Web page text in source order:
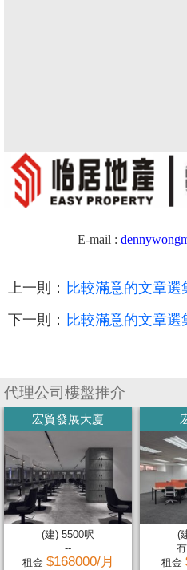
E-mail :
上一則： 比較滿意的文章選
下一則： 比較滿意的文章選
代理公司樓盤推介
宏貿發展大廈
(建) 5500呎
--
租金 $168000/月
(
租金